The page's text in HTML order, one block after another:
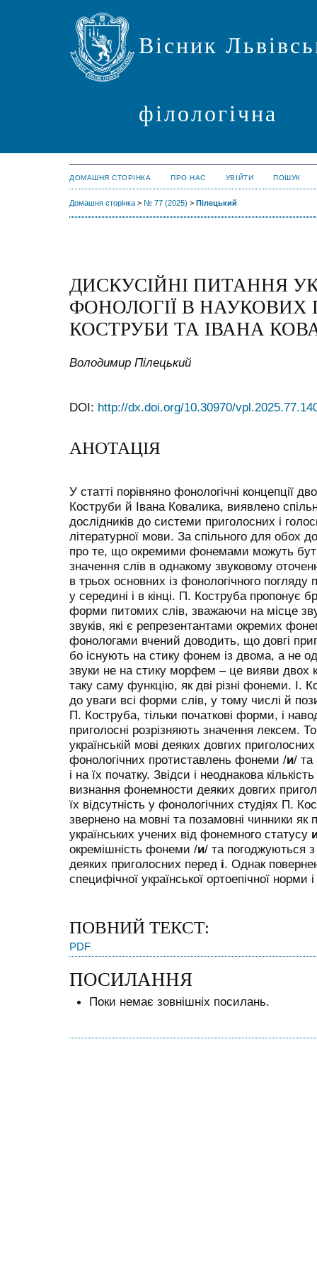
Вісник
філологічна
ДОМАШНЯ СТОРІНКА ПРО НАС УВІЙТИ ПОШУК
Домашня сторінка > № 77 (2025) > Пілецький
ДИСКУСІЙНІ ПИТАННЯ
ФОНОЛОГІЇ В НАУКОВИХ
КОСТРУБИ ТА ІВАНА
Володимир Пілецький
DOI: http://dx.doi.org/10.30970/
АНОТАЦІЯ
У статті порівняно фонологічні концепції
Коструби й Івана Ковалика, виявлено
дослідників до системи приголосних і
літературної мови. За спільного для обох
про те, що окремими фонемами можуть бути
значення слів в однакому звуковому
в трьох основних із фонологічного погляду
у середині і в кінці. П. Коструба пропонує
форми питомих слів, зважаючи на місце
звуків, які є репрезентантами окремих
фонологами вчений доводить, що довгі
бо існують на стику фонем із двома, а не
звуки не на стику морфем – це вияви двох
таку саму функцію, як дві різні фонеми. І.
до уваги всі форми слів, у тому числі й
П. Коструба, тільки початкові форми, і
приголосні розрізняють значення лексем.
українській мові деяких довгих
фонологічних протиставлень фонеми /и/ та
і на їх початку. Звідси і неоднакова
визнання фонемности деяких довгих
їх відсутність у фонологічних студіях П.
звернено на мовні та позамовні чинники як
українських учених від фонемного статусу
окремішність фонеми /и/ та погоджуються
деяких приголосних перед і. Однак
специфічної української ортоепічної
ПОВНИЙ ТЕКСТ:
PDF
ПОСИЛАННЯ
Поки немає зовнішніх посилань.